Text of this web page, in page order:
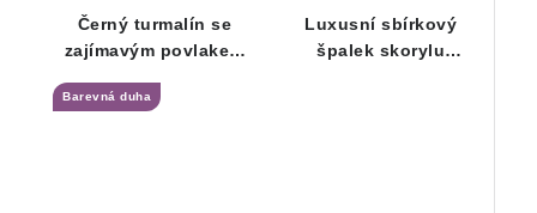
Černý turmalín se
zajímavým povlakem
limonitu
Barevná duha
Luxusní sbírkový
špalek skorylu